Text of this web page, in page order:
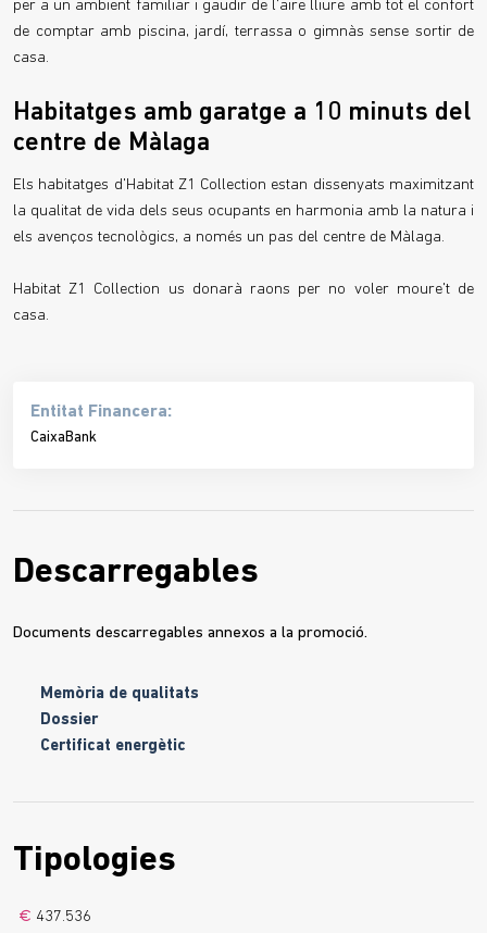
per a un ambient familiar i gaudir de l'aire lliure amb tot el confort
de comptar amb piscina, jardí, terrassa o gimnàs sense sortir de
casa.
Habitatges amb garatge a 10 minuts del
centre de Màlaga
Els habitatges d'Habitat Z1 Collection estan dissenyats maximitzant
la qualitat de vida dels seus ocupants en harmonia amb la natura i
els avenços tecnològics, a només un pas del centre de Màlaga.
Habitat Z1 Collection us donarà raons per no voler moure't de
casa.
Entitat Financera:
CaixaBank
Descarregables
Documents descarregables annexos a la promoció.
Memòria de qualitats
Dossier
Certificat energètic
Tipologies
437.536